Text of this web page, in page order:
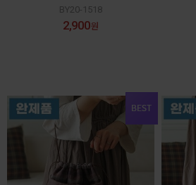
BY20-1518
2,900원